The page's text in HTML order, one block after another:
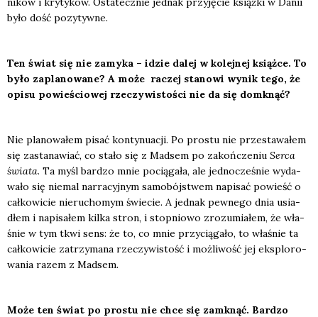
było dość pozy­tyw­ne.
Ten świat się nie zamy­ka – idzie dalej w kolej­nej książ­ce. To
było zapla­no­wa­ne? A może raczej sta­no­wi wynik tego, że
opi­su powie­ścio­wej rze­czy­wi­sto­ści nie da się domknąć?
Nie pla­no­wa­łem pisać kon­ty­nu­acji. Po pro­stu nie prze­sta­wa­łem
się zasta­na­wiać, co sta­ło się z Mad­sem po zakoń­cze­niu Ser­ca
świa­ta. Ta myśl bar­dzo mnie pocią­ga­ła, ale jed­no­cze­śnie wyda­
wa­ło się nie­mal nar­ra­cyj­nym samo­bój­stwem napi­sać powieść o
cał­ko­wi­cie nie­ru­cho­mym świe­cie. A jed­nak pew­ne­go dnia usia­
dłem i napi­sa­łem kil­ka stron, i stop­nio­wo zro­zu­mia­łem, że wła­
śnie w tym tkwi sens: że to, co mnie przy­cią­ga­ło, to wła­śnie ta
cał­ko­wi­cie zatrzy­ma­na rze­czy­wi­stość i moż­li­wość jej eks­plo­ro­
wa­nia razem z Mad­sem.
Może ten świat po pro­stu nie chce się zamknąć. Bar­dzo